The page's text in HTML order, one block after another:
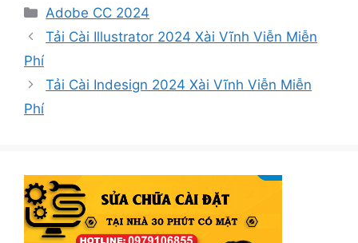
Danh
mục
Adobe CC 2024
Tải Cài Illustrator 2024 Xài Vĩnh Viễn Miễn
Phí
Tải Cài Indesign 2024 Xài Vĩnh Viễn Miễn
Phí